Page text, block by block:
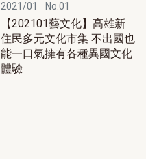
2021/01 No.01
【202101藝文化】高雄新
住民多元文化市集 不出國也
能一口氣擁有各種異國文化
體驗